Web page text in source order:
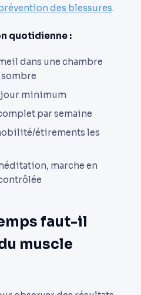
des blessures.
quotidienne :
dans une chambre
sombre
jour minimum
par semaine
étirements les
marche en
faut-il
muscle